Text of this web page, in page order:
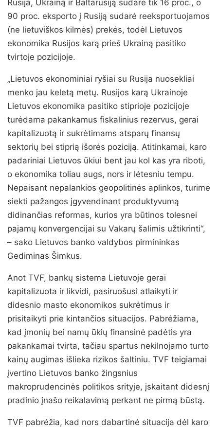
Rusija, Ukrainą ir Baltarusiją sudarė tik 16 proc., o
90 proc. eksporto į Rusiją sudarė reeksportuojamos
(ne lietuviškos kilmės) prekės, todėl Lietuvos
ekonomika Rusijos karą prieš Ukrainą pasitiko
tvirtoje pozicijoje.
„Lietuvos ekonominiai ryšiai su Rusija nuosekliai
menko jau keletą metų. Rusijos karą Ukrainoje
Lietuvos ekonomika pasitiko stiprioje pozicijoje
turėdama pakankamus fiskalinius rezervus, gerai
kapitalizuotą ir sukrėtimams atsparų finansų
sektorių bei stiprią išorės poziciją. Atitinkamai, karo
padariniai Lietuvos ūkiui bent jau kol kas yra riboti,
o ekonomika toliau augs, nors ir lėtesniu tempu.
Nepaisant nepalankios geopolitinės aplinkos, turime
siekti pažangos įgyvendinant produktyvumą
didinančias reformas, kurios yra būtinos tolesnei
pajamų konvergencijai su Vakarų šalimis užtikrinti“,
– sako Lietuvos banko valdybos pirmininkas
Gediminas Šimkus.
Anot TVF, bankų sistema Lietuvoje gerai
kapitalizuota ir likvidi, pasiruošusi atlaikyti ir
didesnio masto ekonomikos sukrėtimus ir
prisitaikyti prie kintančios situacijos. Pabrėžiama,
kad įmonių bei namų ūkių finansinė padėtis yra
pakankamai tvirta, tačiau spartus nekilnojamo turto
kainų augimas išlieka rizikos šaltiniu. TVF teigiamai
įvertino Lietuvos banko žingsnius
makroprudencinės politikos srityje, įskaitant didesnį
pradinio įnašo reikalavimą perkant ne pirmą būstą.
TVF pabrėžia, kad nors dabartinė situacija dėl karo